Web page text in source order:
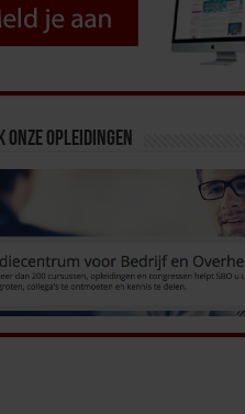
onze opleidingen